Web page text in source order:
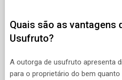
Quais são as vantagens
Usufruto?
A outorga de usufruto apresenta
para o proprietário do bem